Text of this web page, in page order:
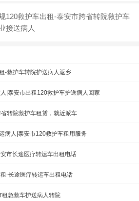
120救护车出租-泰安市跨省转院救护车
接送病人
-救护车转院护送病人返乡
|泰安市出租120救护车护送病人回家
转院救护车租赁，就近派车
病人|泰安市120救护车租用服务
市长途医疗转运车出租电话
-长途医疗转运车出租电话
急救车护送病人转院